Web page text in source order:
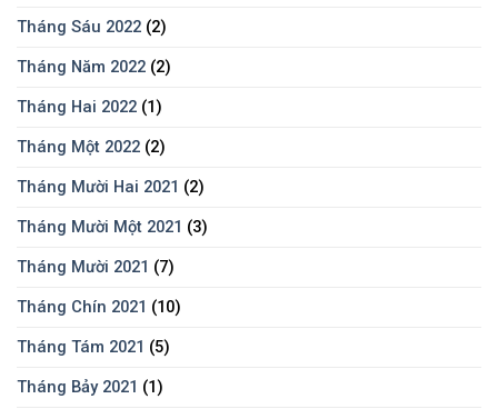
Tháng Sáu 2022 (2)
Tháng Năm 2022 (2)
Tháng Hai 2022 (1)
Tháng Một 2022 (2)
Tháng Mười Hai 2021 (2)
Tháng Mười Một 2021 (3)
Tháng Mười 2021 (7)
Tháng Chín 2021 (10)
Tháng Tám 2021 (5)
Tháng Bảy 2021 (1)